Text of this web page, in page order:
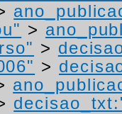
>
>
>